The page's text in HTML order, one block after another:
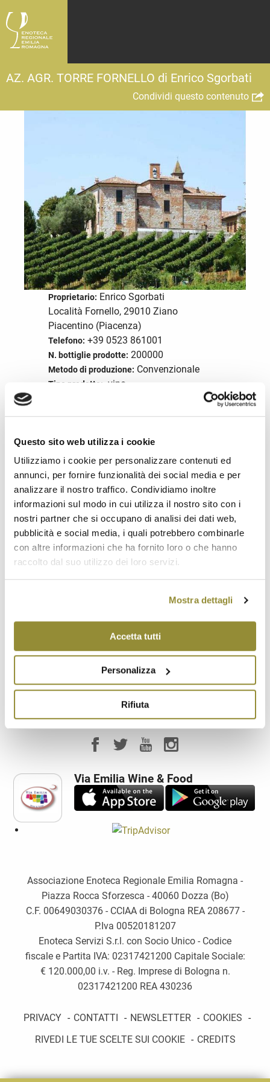
Questo sito web utilizza i cookie
Utilizziamo i cookie per personalizzare contenuti ed
annunci, per fornire funzionalità dei social media e per
analizzare il nostro traffico. Condividiamo inoltre
informazioni sul modo in cui utilizza il nostro sito con i
nostri partner che si occupano di analisi dei dati web,
pubblicità e social media, i quali potrebbero combinarle
con altre informazioni che ha fornito loro o che hanno
raccolto dal suo utilizzo dei loro servizi.
Mostra dettagli
Accetta tutti
Personalizza
Rifiuta
AZ. AGR. TORRE FORNELLO di Enrico Sgorbati
Condividi questo contenuto
Proprietario: Enrico Sgorbati
Località Fornello, 29010 Ziano
Piacentino (Piacenza)
Telefono: +39 0523 861001
N. bottiglie prodotte: 200000
Metodo di produzione: Convenzionale
Tipo prodotto: vino
Visita il sito
Servizi della struttura
Ospitalità
Ristorazione
Saletta degustazione
Visita all'azienda
Via Emilia Wine & Food
Associazione Enoteca Regionale Emilia Romagna -
Piazza Rocca Sforzesca - 40060 Dozza (Bo)
C.F. 00649030376 - CCIAA di Bologna REA 208677 -
P.Iva 00520181207
Enoteca Servizi S.r.l. con Socio Unico - Codice
fiscale e Partita IVA: 02317421200 Capitale Sociale:
€ 120.000,00 i.v. - Reg. Imprese di Bologna n.
02317421200 REA 430236
PRIVACY - CONTATTI - NEWSLETTER - COOKIES -
RIVEDI LE TUE SCELTE SUI COOKIE - CREDITS